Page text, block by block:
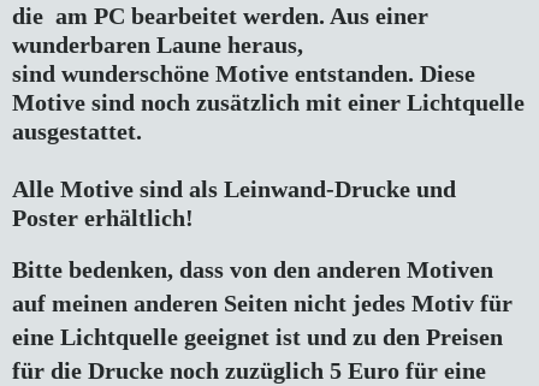
die  am PC bearbeitet werden. Aus einer
wunderbaren Laune heraus,
sind wunderschöne Motive entstanden. Diese
Motive sind noch zusätzlich mit einer Lichtquelle
ausgestattet.
Alle Motive sind als Leinwand-Drucke und
Poster erhältlich!
Bitte bedenken, dass von den anderen Motiven
auf meinen anderen Seiten nicht jedes Motiv für
eine Lichtquelle geeignet ist und zu den Preisen
für die Drucke noch zuzüglich 5 Euro für eine